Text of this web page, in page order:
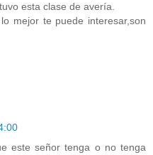
esta clase de avería.
mejor te puede interesar,son
este señor tenga o no tenga